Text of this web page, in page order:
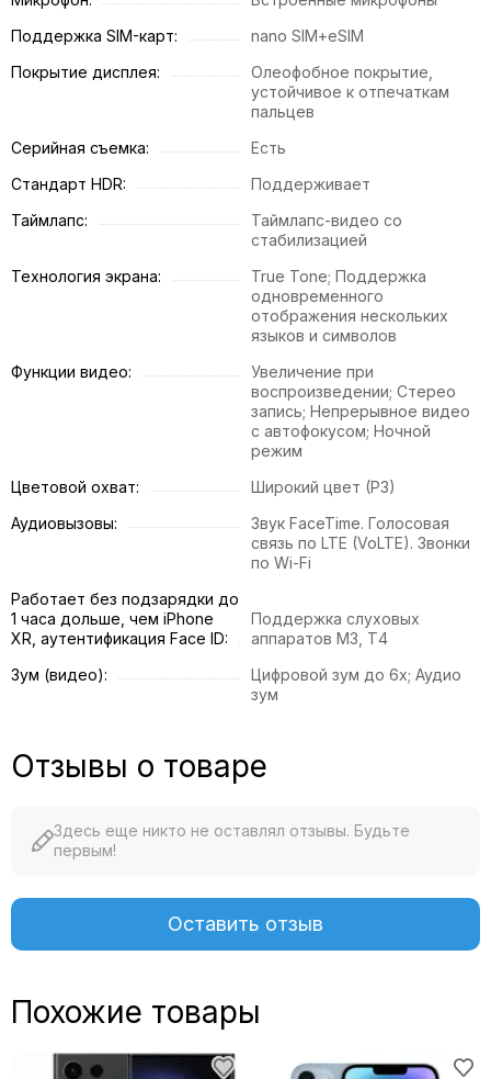
Поддержка SIM-карт:
nano SIM+eSIM
Покрытие дисплея:
Олеофобное покрытие,
устойчивое к отпечаткам
пальцев
Серийная съемка:
Есть
Стандарт HDR:
Поддерживает
Таймлапс:
Таймлапс-видео со
стабилизацией
Технология экрана:
True Tone; Поддержка
одновременного
отображения нескольких
языков и символов
Функции видео:
Увеличение при
воспроизведении; Стерео
запись; Непрерывное видео
с автофокусом; Ночной
режим
Цветовой охват:
Широкий цвет (P3)
Аудиовызовы:
Звук FaceTime. Голосовая
связь по LTE (VoLTE). Звонки
по Wi-Fi
Работает без подзарядки до
1 часа дольше, чем iPhone
XR, аутентификация Face ID:
Поддержка слуховых
аппаратов М3, Т4
Зум (видео):
Цифровой зум до 6x; Аудио
зум
Отзывы о товаре
Здесь еще никто не оставлял отзывы. Будьте
первым!
Оставить отзыв
Похожие товары